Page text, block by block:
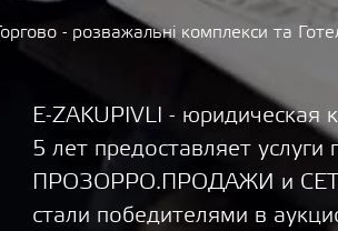
- розважальні комплекси та
E-ZAKUPIVLI - юридическая
5 лет предоставляет
ПРОЗОРРО.ПРОДАЖИ и
стали победителями в